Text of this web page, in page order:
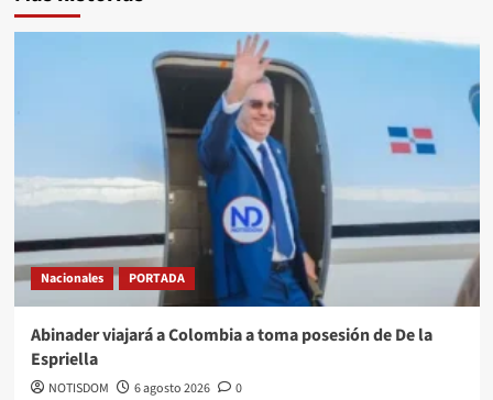
Nacionales PORTADA
Abinader viajará a Colombia a toma posesión de De la
Espriella
NOTISDOM 6 agosto 2026 0